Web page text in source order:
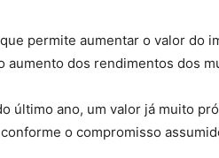
permite aumentar o valor do
aumento dos rendimentos dos
último ano, um valor já muito
o compromisso